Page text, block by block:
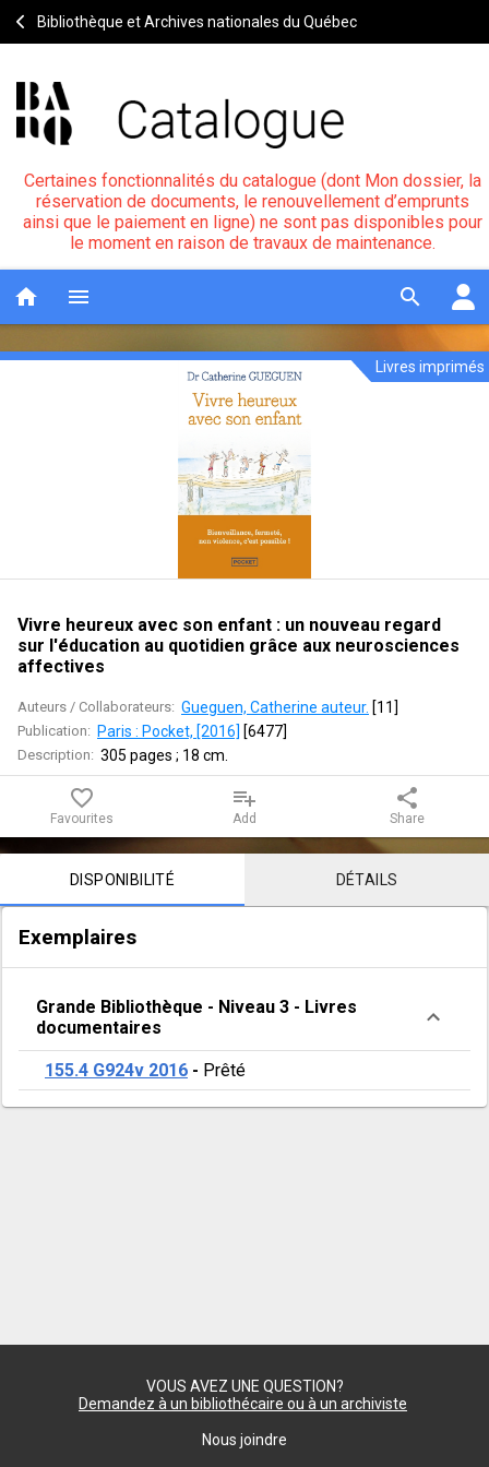
Bibliothèque et Archives nationales du Québec
Certaines fonctionnalités du catalogue (dont Mon dossier, la
réservation de documents, le renouvellement d’emprunts
ainsi que le paiement en ligne) ne sont pas disponibles pour
le moment en raison de travaux de maintenance.
home menu search
:
un
nouveau
regard
sur
l'éducation
au
quotidien
grâce
aux
neurosciences
affectives
Livres imprimés
Vivre heureux avec son enfant : un nouveau regard
sur l'éducation au quotidien grâce aux neurosciences
affectives
Auteurs / Collaborateurs: Gueguen, Catherine auteur. [11 ]
Publication: Paris : Pocket, [2016] [6477]
Description: 305 pages ; 18 cm.
favorite_border
Favourites
playlist_add
Add
share
Share
Notice content
DISPONIBILITÉ DÉTAILS
Exemplaires
Grande Bibliothèque - Niveau 3 - Livres
documentaires
155.4 G924v 2016 - Prêté
VOUS AVEZ UNE QUESTION?
Demandez à un bibliothécaire ou à un archiviste
Nous joindre